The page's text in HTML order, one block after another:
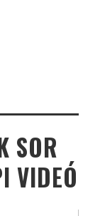
SOR
VIDEÓ